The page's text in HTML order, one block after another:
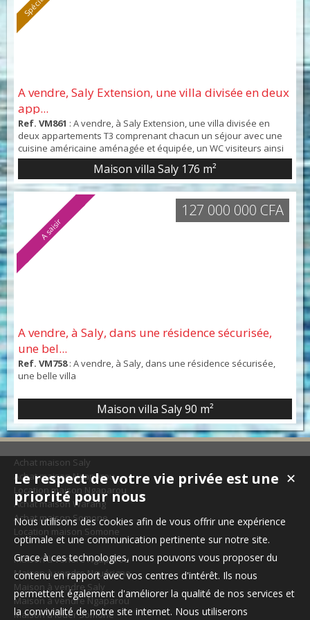
A vendre, Saly Extension, une villa divisée en deux
app...
Ref. VM861 : A vendre, à Saly Extension, une villa divisée en
deux appartements T3 comprenant chacun un séjour avec une
cuisine américaine aménagée et équipée, un WC visiteurs ainsi
que deux chambres indépendantes avec chacune sa salle
d’eau et son WC. Côté extérieur, chaque appartement dispose
d’une grande terrasse couverte, d’un jardin commun et du toit
terrasse avec pool house. Un logement de gard...
Maison villa Saly 176 m²
A saisir
A vendre, à Saly, dans une résidence sécurisée,
une bel...
Ref. VM758: A vendre, à Saly, dans une résidence sécurisée,
une belle villa
Maison villa Saly90 m²
127 000 000 CFA
Achat maison Saly
Achat maison Ngaparou
Location maison Ngaparou
Achat maison Warang
Achat maison Somone
Location maison Somone
Maison à vendre Ngaparou
Maison à vendre Nguérigne
Maison à vendre Saly
Maison à vendre Ngaparou
Maison à louer Somone
✕
Le respect de votre vie privée est une
priorité pour nous
Nous utilisons des cookies afin de vous offrir une expérience
optimale et une communication pertinente sur notre site.
Grace à ces technologies, nous pouvons vous proposer du
contenu en rapport avec vos centres d'intérêt. Ils nous
permettent également d'améliorer la qualité de nos services et
la convivialité de notre site internet. Nous utiliserons